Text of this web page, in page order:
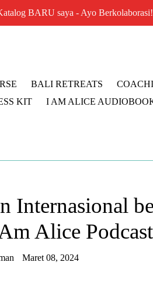
BARU saya - Ayo Berkolaborasi!
BALI RETREATS
KIT I AM ALICE
Internasional
Alice Podcast
Maret 08, 2024